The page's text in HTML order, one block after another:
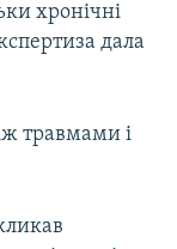
хронічні
дала
травмами і